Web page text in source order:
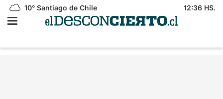
10° Santiago de Chile 12:36 HS.